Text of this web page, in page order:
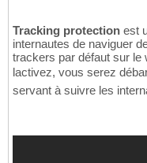
Tracking protection est
internautes de naviguer
trackers par défaut sur le
lactivez, vous serez
servant à suivre les